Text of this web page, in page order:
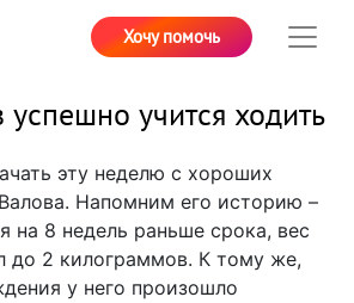
Хочу помочь
учится ходить
эту неделю с хороших
Напомним его историю –
на 8 недель раньше срока, вес
до 2 килограммов. К тому же,
у него произошло